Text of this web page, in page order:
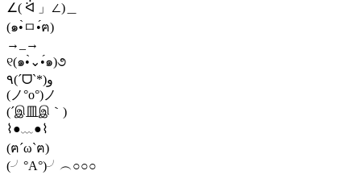
∠( ᐛ 」∠)＿
(๑•̀ㅁ•́ฅ)
→_→
୧(๑•̀⌄•́๑)૭
٩(ˊᗜˋ*)و
(ノ°ο°)ノ
(´இ皿இ｀)
⌇●﹏●⌇
(ฅ´ω`ฅ)
(╯°A°)╯︵○○○